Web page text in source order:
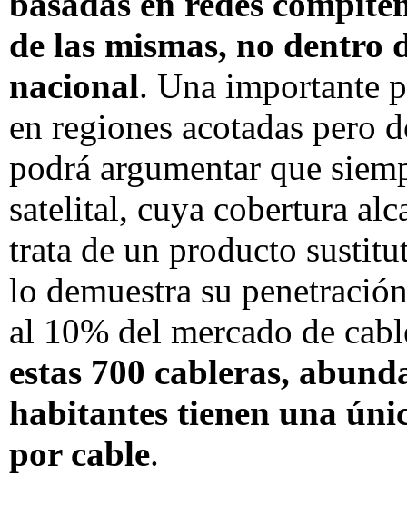
de las mismas, no
nacional. Una importante
en regiones acotadas pero
podrá argumentar que
satelital, cuya cobertura
trata de un producto
lo demuestra su
al 10% del mercado de
estas 700 cableras,
habitantes tienen una
por cable.